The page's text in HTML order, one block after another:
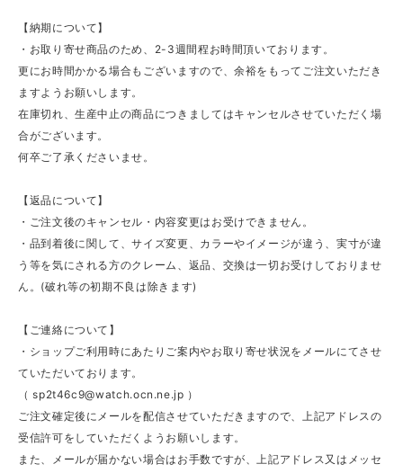
【納期について】
・お取り寄せ商品のため、2-3週間程お時間頂いております。
更にお時間かかる場合もございますので、余裕をもってご注文いただき
ますようお願いします。
在庫切れ、生産中止の商品につきましてはキャンセルさせていただく場
合がございます。
何卒ご了承くださいませ。
【返品について】
・ご注文後のキャンセル・内容変更はお受けできません。
・品到着後に関して、サイズ変更、カラーやイメージが違う、実寸が違
う等を気にされる方のクレーム、返品、交換は一切お受けしておりませ
ん。(破れ等の初期不良は除きます)
【ご連絡について】
・ショップご利用時にあたりご案内やお取り寄せ状況をメールにてさせ
ていただいております。
（sp2t46c9@watch.ocn.ne.jp ）
ご注文確定後にメールを配信させていただきますので、上記アドレスの
受信許可をしていただくようお願いします。
また、メールが届かない場合はお手数ですが、上記アドレス又はメッセ